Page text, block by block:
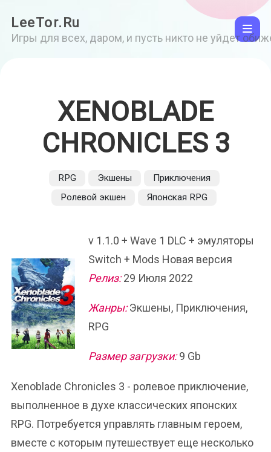
LeeTor.Ru
Игры для всех, даром, и пусть никто не уйдет
XENOBLADE
CHRONICLES 3
RPG Экшены
Приключения
Ролевой экшен
Японская RPG
v 1.1.0 + Wave 1 DLC + эмуляторы
Switch + Mods Новая версия
Релиз:29 Июля 2022
Жанры:Экшены, Приключения,
RPG
Размер загрузки:9 Gb
Xenoblade Chronicles 3 - ролевое приключение,
выполненное в духе классических японских
RPG. Потребуется управлять главным героем,
вместе с которым путешествует еще несколько